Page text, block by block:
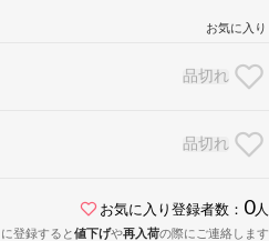
お気に入り
品切れ
品切れ
お気に入り登録者数： 0人
登録すると値下げや再入荷の際にご連絡します